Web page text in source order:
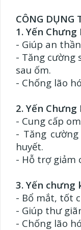
CÔNG DỤNG
1. Yến Chưng
- Giúp an
- Tăng cường
sau ốm.
- Chống lão
2. Yến Chưng
- Cung cấp
- Tăng
huyết.
- Hỗ trợ giảm
3. Yến chưng
- Bổ mắt, tốt
- Giúp thư
- Chống lão